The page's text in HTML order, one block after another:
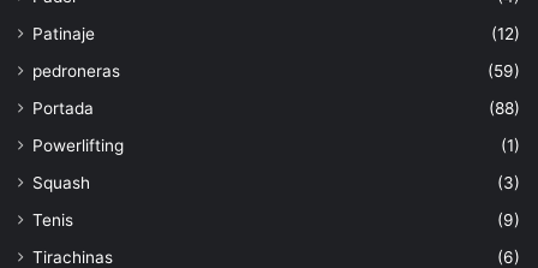
Patinaje
(12)
pedroneras
(59)
Portada
(88)
Powerlifting
(1)
Squash
(3)
Tenis
(9)
Tirachinas
(6)